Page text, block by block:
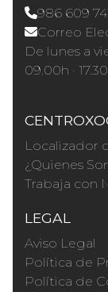
986 609
Correo
De lunes a
09.00h ·
Localizador
¿Quienes
Trabaja con
LEGAL
Aviso Legal
Política de
Política de